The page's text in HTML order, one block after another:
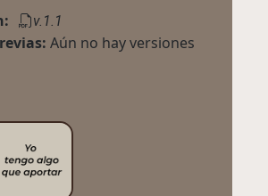
v.1.1
Aún no hay versiones